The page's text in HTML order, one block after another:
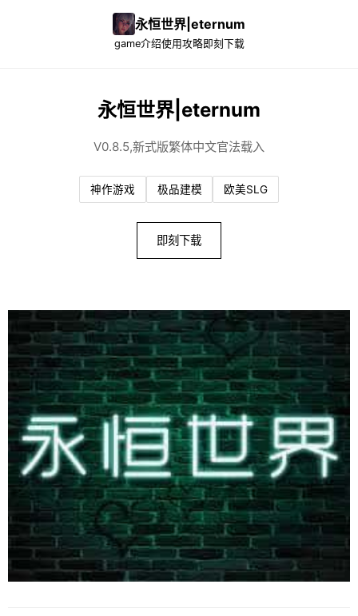
永恒世界|eternum
game介绍使用攻略即刻下载
永恒世界|eternum
V0.8.5,新式版繁体中文官法载入
神作游戏 极品建模 欧美SLG
即刻下载